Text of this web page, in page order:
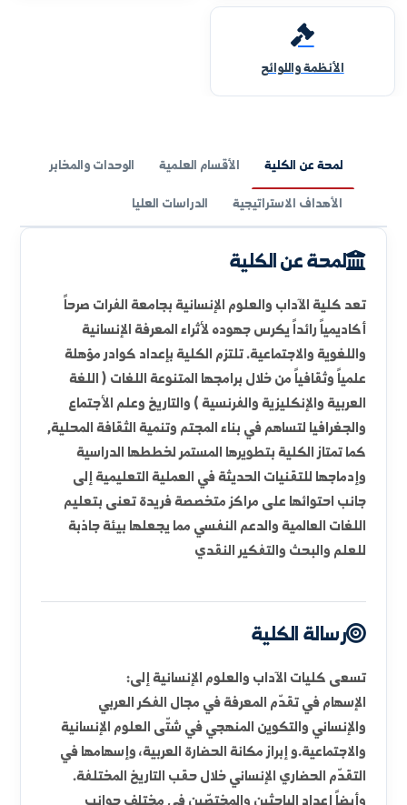
سلالم التصحيح
لمحة عن الكلية الأقسام العلمية
الأهداف الاستراتيجية
لمحة عن الكلية
تعد كلية الآداب والعلوم الإنسانية بجامعة الفرات صرحاً
أكاديمياً رائداً يكرس جهوده لأثراء المعرفة الإنسانية
واللغوية والاجتماعية. تلتزم الكلية بإعداد كوادر مؤهلة
علمياً وثقافياً من خلال برامجها المتنوعة اللغات ( اللغة
العربية والإنكليزية والفرنسية ) والتاريخ وعلم الأجتماع
والجغرافيا لتساهم في بناء المجتم وتنمية الثقافة المحلية,
وإدماجها للتقنيات الحديثة في العملية التعليمية إلى
جانب احتوائها على مراكز متخصصة فريدة تعنى بتعليم
اللغات العالمية والدعم النفسي مما يجعلها بيئة جاذبة
للعلم والبحث والتفكير النقدي
رسالة الكلية